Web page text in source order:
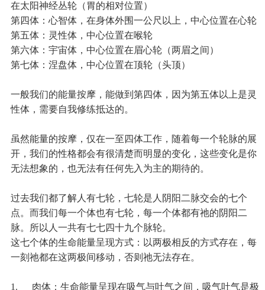
在太阳神经丛轮（胃的相对位置）
第四体：心智体，在身体外围一公尺以上，中心位置在心轮
第五体：灵性体，中心位置在喉轮
第六体：宇宙体，中心位置在眉心轮（两眉之间）
第七体：涅盘体，中心位置在顶轮（头顶）
一般我们的能量按摩，能做到第四体，因为第五体以上是灵
性体，需要自我修练抵达的。
虽然能量的按摩，仅在一至四体工作，随着每一个轮脉的展
开，我们的性格都会有很清楚而明显的变化，这些变化是你
无法想象的，也无法有任何先入为主的期待的。
过去我们都了解人有七轮，七轮是人阴阳二脉交会的七个
点。而我们每一个体也有七轮，每一个体都有祂的阴阳二
脉。所以人一共有七七四十九个脉轮。
这七个体的生命能量呈现方式：以两极相反的方式存在，每
一刻祂都在这两极间移动，否则祂无法存在。
1. 肉体：生命能量呈现在吸气与吐气之间，吸气吐气是极